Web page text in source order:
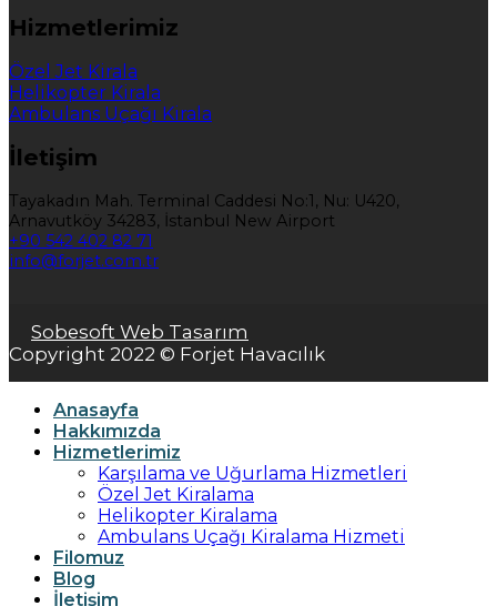
Hizmetlerimiz
Özel Jet Kirala
Helikopter Kirala
Ambulans Uçağı Kirala
İletişim
Tayakadın Mah. Terminal Caddesi No:1, Nu: U420,
Arnavutköy 34283, İstanbul New Airport
+90 542 402 82 71
info@forjet.com.tr
Sobesoft Web Tasarım
Copyright 2022 © Forjet Havacılık
Anasayfa
Hakkımızda
Hizmetlerimiz
Karşılama ve Uğurlama Hizmetleri
Özel Jet Kiralama
Helikopter Kiralama
Ambulans Uçağı Kiralama Hizmeti
Filomuz
Blog
İletişim